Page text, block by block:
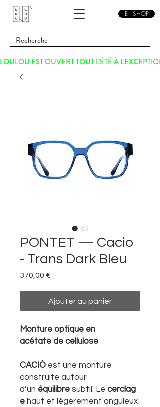
E - SHOP
LOULOU EST OUVERT TOUT L'ÉTÉ À
PONTET — Cacio
- Trans Dark Bleu
370,00 €
Ajouter au panier
Monture optique en
acétate de cellulose
CACIÒ est une monture
construite autour
d’un équilibre subtil. Le cerclag
e haut et légèrement anguleux